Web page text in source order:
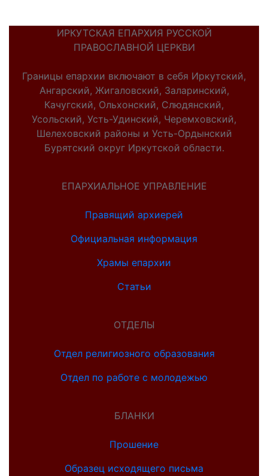
ИРКУТСКАЯ ЕПАРХИЯ РУССКОЙ
ПРАВОСЛАВНОЙ ЦЕРКВИ
Границы епархии включают в себя Иркутский,
Ангарский, Жигаловский, Заларинский,
Качугский, Ольхонский, Слюдянский,
Усольский, Усть-Удинский, Черемховский,
Шелеховский районы и Усть-Ордынский
Бурятский округ Иркутской области.
ЕПАРХИАЛЬНОЕ УПРАВЛЕНИЕ
Правящий архиерей
Официальная информация
Храмы епархии
Статьи
ОТДЕЛЫ
Отдел религиозного образования
Отдел по работе с молодежью
БЛАНКИ
Прошение
Образец исходящего письма